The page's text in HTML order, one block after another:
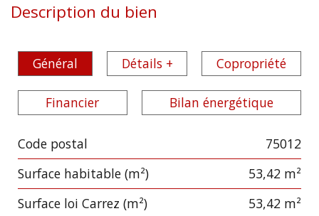
Description du bien
Général Détails + Copropriété
Financier Bilan énergétique
Label Value
Code postal
75012
Surface habitable (m²)
53,42 m²
Surface loi Carrez (m²)
53,42 m²